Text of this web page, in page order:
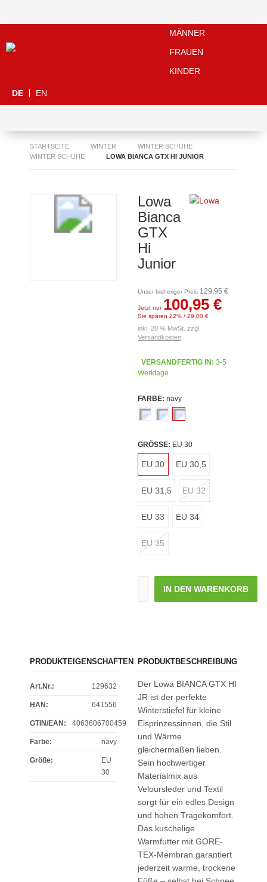
MÄNNER
FRAUEN
KINDER
DE EN
STARTSEITE WINTER
WINTER SCHUHE
WINTER SCHUHE
LOWA BIANCA GTX HI JUNIOR
Lowa
Bianca
GTX
Hi
Junior
Unser bisheriger Preis 129,95 €
Jetzt nur 100,95 €
Sie sparen 22% / 29,00 €
inkl. 20 % MwSt. zzgl.
Versandkosten
VERSANDFERTIG IN: 3-5
Werktage
FARBE: navy
GRÖSSE: EU 30
EU 30 EU 30,5
EU 31,5 EU 32
EU 33 EU 34
EU 35
IN DEN WARENKORB
PRODUKTEIGENSCHAFTEN
Art.Nr.: 129632
HAN: 641556
GTIN/EAN: 4063606700459
Farbe: navy
Größe:
EU
30
PRODUKTBESCHREIBUNG
Der Lowa BIANCA GTX HI
JR ist der perfekte
Winterstiefel für kleine
Eisprinzessinnen, die Stil
und Wärme
gleichermaßen lieben.
Sein hochwertiger
Materialmix aus
Veloursleder und Textil
sorgt für ein edles Design
und hohen Tragekomfort.
Das kuschelige
Warmfutter mit GORE-
TEX-Membran garantiert
jederzeit warme, trockene